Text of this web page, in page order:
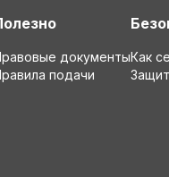
документы
подачи
Как